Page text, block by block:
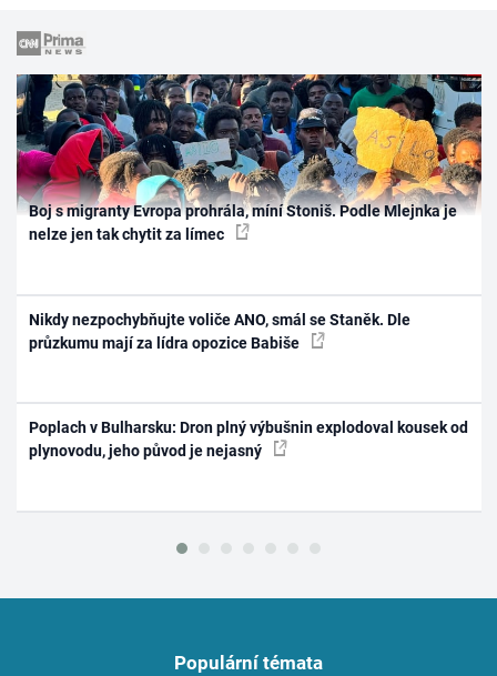
Boj s migranty Evropa prohrála, míní Stoniš. Podle Mlejnka je
nelze jen tak chytit za límec
Nikdy nezpochybňujte voliče ANO, smál se Staněk. Dle
průzkumu mají za lídra opozice Babiše
Poplach v Bulharsku: Dron plný výbušnin explodoval kousek od
plynovodu, jeho původ je nejasný
Populární témata